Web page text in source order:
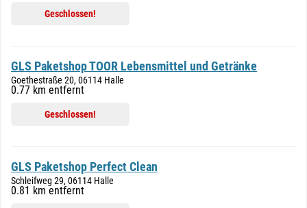
Geschlossen!
GLS Paketshop TOOR Lebensmittel und Getränke
Goethestraße 20, 06114 Halle
0.77 km entfernt
Geschlossen!
GLS Paketshop Perfect Clean
Schleifweg 29, 06114 Halle
0.81 km entfernt